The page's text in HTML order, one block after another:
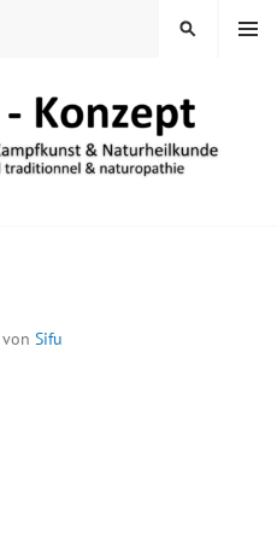
MENÜ
SUCHEN
von Sifu